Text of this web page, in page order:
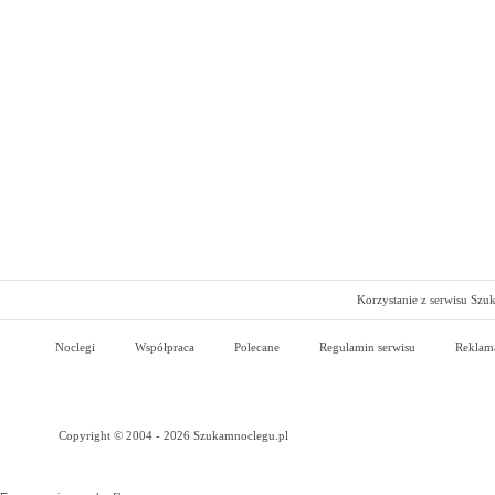
Korzystanie z serwisu
Noclegi Współpraca Polecane Regulamin serwisu
Copyright © 2004 - 2026 Szukamnoclegu.pl